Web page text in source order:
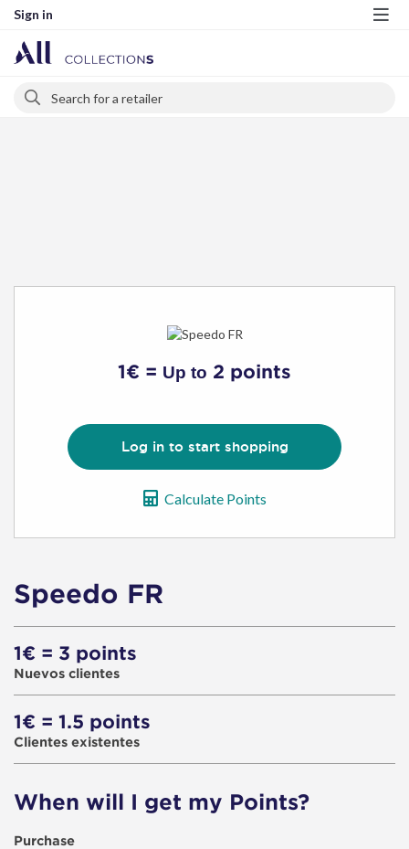
Sign in
Search
1€ = Up to 2 points
Log in to start shopping
Calculate Points
Speedo FR
1€ = 3 points
Nuevos clientes
1€ = 1.5 points
Clientes existentes
When will I get my Points?
Purchase